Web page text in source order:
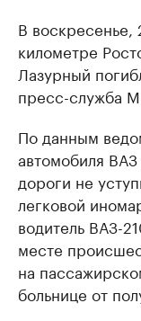
В воскресенье,
километре
Лазурный
пресс-служба
По данным
автомобиля
дороги не
легковой
водитель ВАЗ-
месте
на
больнице от